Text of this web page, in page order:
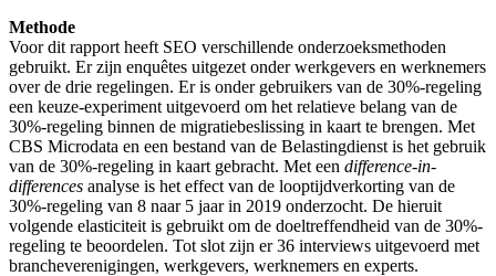
Methode
Voor dit rapport heeft SEO verschillende onderzoeksmethoden
gebruikt. Er zijn enquêtes uitgezet onder werkgevers en werknemers
over de drie regelingen. Er is onder gebruikers van de 30%-regeling
een keuze-experiment uitgevoerd om het relatieve belang van de
30%-regeling binnen de migratiebeslissing in kaart te brengen. Met
CBS Microdata en een bestand van de Belastingdienst is het gebruik
van de 30%-regeling in kaart gebracht. Met een difference-in-
differences analyse is het effect van de looptijdverkorting van de
30%-regeling van 8 naar 5 jaar in 2019 onderzocht. De hieruit
volgende elasticiteit is gebruikt om de doeltreffendheid van de 30%-
regeling te beoordelen. Tot slot zijn er 36 interviews uitgevoerd met
brancheverenigingen, werkgevers, werknemers en experts.